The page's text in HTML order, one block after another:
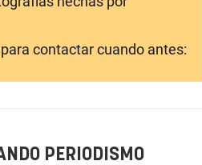
contactar cuando antes:
PERIODISMO